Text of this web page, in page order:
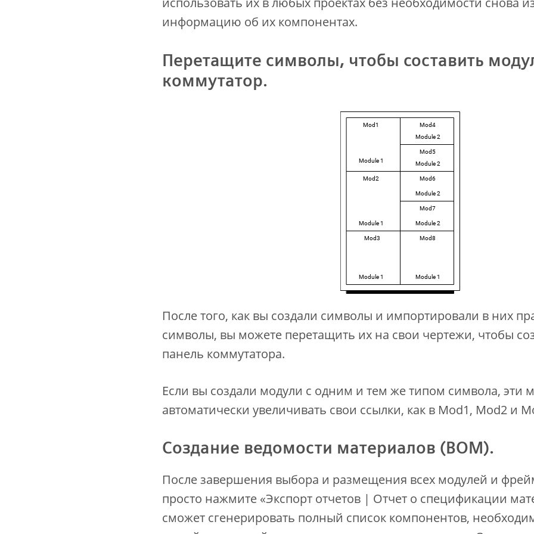
информацию об их компонентах.
Перетащите символы, чтобы составить
коммутатор.
После того, как вы создали символы и импортировали в них
символы, вы можете перетащить их на свои чертежи, чтобы
панель коммутатора.
Если вы создали модули с одним и тем же типом символа, эти
автоматически увеличивать свои ссылки, как в Mod1, Mod2 и
Создание ведомости материалов (BOM).
После завершения выбора и размещения всех модулей и
просто нажмите «Экспорт отчетов | Отчет о спецификации
сможет сгенерировать полный список компонентов,